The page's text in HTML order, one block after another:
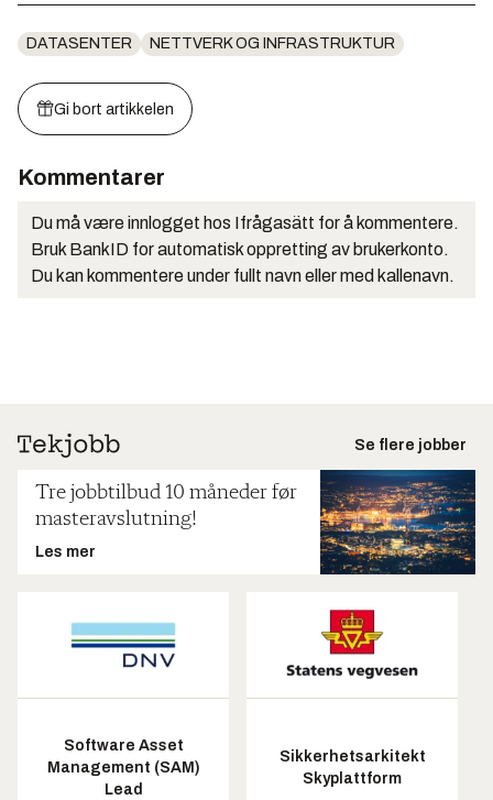
DATASENTER NETTVERK OG INFRASTRUKTUR
Gi bort artikkelen
Kommentarer
Du må være innlogget hos Ifrågasätt for å kommentere.
Bruk BankID for automatisk oppretting av brukerkonto.
Du kan kommentere under fullt navn eller med kallenavn.
Se flere jobber
Tre jobbtilbud 10 måneder før
masteravslutning!
Les mer
Software Asset
Management (SAM)
Lead
Sikkerhetsarkitekt
Skyplattform